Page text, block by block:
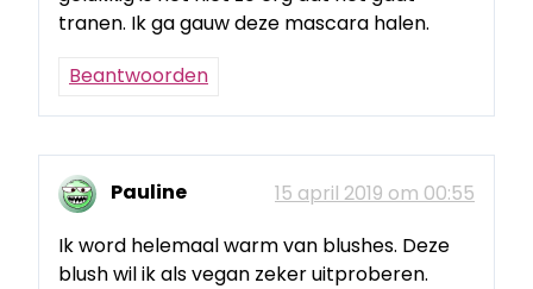
tranen. Ik ga gauw deze mascara halen.
Beantwoorden
Pauline
15 april 2019 om 00:55
Ik word helemaal warm van blushes. Deze
blush wil ik als vegan zeker uitproberen.